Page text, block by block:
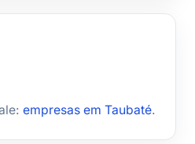
empresas em Taubaté.